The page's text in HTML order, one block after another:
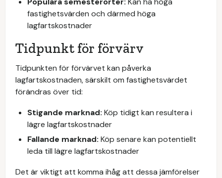
fastighetsvärden och därmed höga
lagfartskostnader
Tidpunkt för förvärv
Tidpunkten för förvärvet kan påverka
lagfartskostnaden, särskilt om fastighetsvärdet
förändras över tid:
Stigande marknad: Köp tidigt kan resultera i
lägre lagfartskostnader
Fallande marknad: Köp senare kan potentiellt
leda till lägre lagfartskostnader
Det är viktigt att komma ihåg att dessa jämförelser